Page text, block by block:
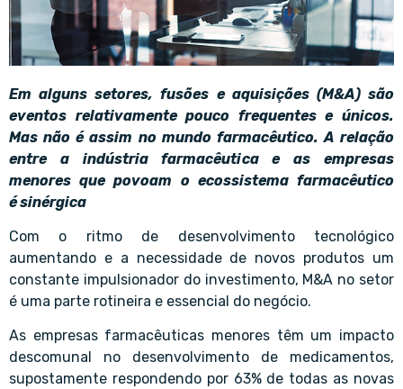
Em alguns setores, fusões e aquisições (M&A) são
eventos relativamente pouco frequentes e únicos.
Mas não é assim no mundo farmacêutico. A relação
entre a indústria farmacêutica e as empresas
menores que povoam o ecossistema farmacêutico
é sinérgica
Com o ritmo de desenvolvimento tecnológico
aumentando e a necessidade de novos produtos um
constante impulsionador do investimento, M&A no setor
é uma parte rotineira e essencial do negócio.
As empresas farmacêuticas menores têm um impacto
descomunal no desenvolvimento de medicamentos,
supostamente respondendo por 63% de todas as novas